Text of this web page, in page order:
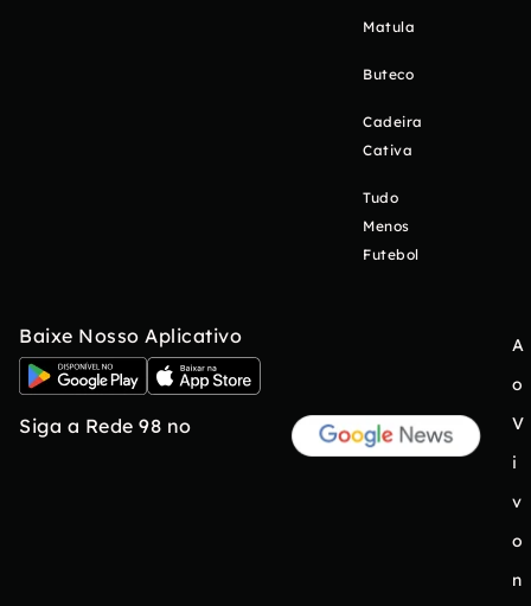
Matula
Buteco
Cadeira
Cativa
Tudo
Menos
Futebol
Baixe Nosso Aplicativo
Siga a Rede 98 no
A
o
V
i
v
o
n